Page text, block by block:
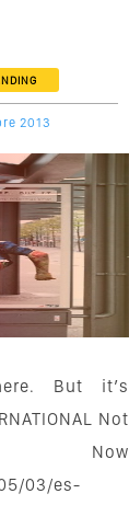
2013
But it’s
Not
03/es-